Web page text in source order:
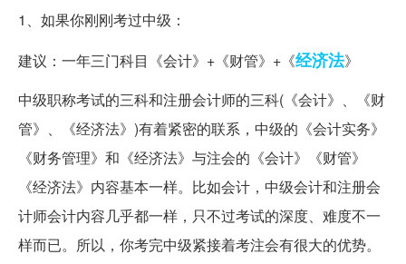
1、如果你刚刚考过中级：
建议：一年三门科目《会计》+《财管》+《经济法》
中级职称考试的三科和注册会计师的三科(《会计》、《财
管》、《经济法》)有着紧密的联系，中级的《会计实务》
《财务管理》和《经济法》与注会的《会计》《财管》
《经济法》内容基本一样。比如会计，中级会计和注册会
计师会计内容几乎都一样，只不过考试的深度、难度不一
样而已。所以，你考完中级紧接着考注会有很大的优势。